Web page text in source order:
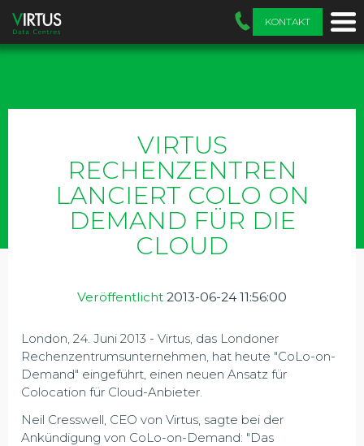
KONTAKT
VIRTUS
RECHENZENTREN
LANCIERT COLO ON
DEMAND FÜR DIE
CLOUD
Veröffentlicht 2013-06-24 11:56:00
London, 24. Juni 2013 - Virtus, das Londoner
Rechenzentrumsunternehmen, hat heute "CoLo-on-
Demand" eingeführt, einen neuen Ansatz für
Colocation für Cloud-Anbieter.
Neil Cresswell, CEO von Virtus, sagte bei der
Ankündigung von CoLo-on-Demand: "Das